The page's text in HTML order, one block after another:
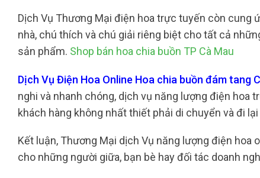
Dịch Vụ Thương Mại điện hoa trực tuyến còn cung
nhà, chú thích và chú giải riêng biệt cho tất cả
sản phẩm. Shop bán hoa chia buồn TP Cà Mau
Dịch Vụ Điện Hoa Online Hoa chia buồn đám tang
nghi và nhanh chóng, dịch vụ năng lượng điện hoa
khách hàng không nhất thiết phải di chuyển và đi
Kết luận, Thương Mại dịch Vụ năng lượng điện
cho những người giữa, bạn bè hay đối tác doanh